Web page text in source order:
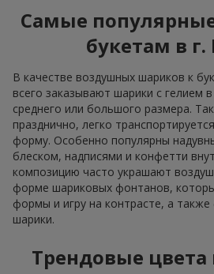
Самые
букетам в г.
В качестве воздушных шариков к
всего заказывают шарики с гелием
среднего или большого размера.
празднично, легко
форму. Особенно популярны
блеском, надписями и конфетти
композицию часто украшают
форме шариковых фонтанов,
формы и игру на контрасте, а
шарики.
Трендовые